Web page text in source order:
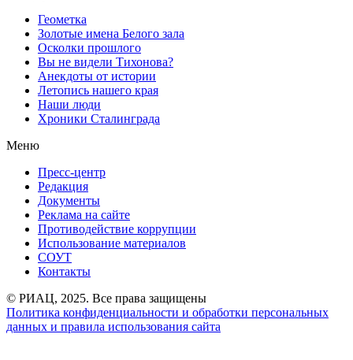
Геометка
Золотые имена Белого зала
Осколки прошлого
Вы не видели Тихонова?
Анекдоты от истории
Летопись нашего края
Наши люди
Хроники Сталинграда
Меню
Пресс-центр
Редакция
Документы
Реклама на сайте
Противодействие коррупции
Использование материалов
СОУТ
Контакты
© РИАЦ, 2025. Все права защищены
Политика конфиденциальности и обработки персональных
данных и правила использования сайта